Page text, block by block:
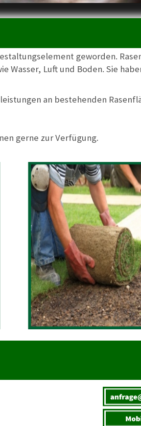
geworden.
Wasser, Luft und Boden. Sie
an bestehenden
gerne zur Verfügung.